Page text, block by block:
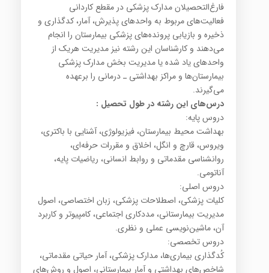
فارغ‌التحصیلان‌ مدارک‌ پزشکی‌ در مقطع‌ کاردانی‌
فعالیت‌های‌ مربوط‌ به‌ واحدهای‌ پذیرش‌، آمار، کدگذاری‌ و
ذخیره‌ و بازیابی‌ پرونده‌های‌ پزشکی‌ بیمارستان‌ را انجام‌
می‌دهند و کارشناسان‌ این‌ رشته‌ نیز مدیریت‌ هریک‌ از
واحدهای‌ یاد شده‌ یا مدیریت‌ بخش‌ مدارک‌ پزشکی‌
بیمارستان‌ها و مراکز بهداشتی‌ ـ درمانی‌ را برعهده‌
می‌گیرند.
درس‌های‌ این‌ رشته‌ در طول‌ تحصیل :
دروس‌ پایه‌:
بهداشت‌ محیط‌ بیمارستان‌، فیزیولوژی‌، آشنایی‌ با باکتری‌،
ویروس‌، قارچ‌ و انگل‌، اخلاق‌ و مقررات‌ حرفه‌ای‌،
روانشناسی‌ مقدماتی‌ و روابط‌ انسانی‌، ریاضیات‌ پایه‌،
آناتومی‌.
دروس‌ اصلی‌:
کلیات‌ پزشکی‌، اصطلاحات‌ پزشکی‌، زبان‌ اختصاصی‌، اصول‌
مدیریت‌ بیمارستانی‌، مددکاری‌ اجتماعی‌، کامپیوتر و کاربرد
آن‌، ماشین‌نویسی‌ عملی‌ و نظری‌.
دروس‌ تخصصی‌:
کُدگذاری‌ بیماری‌ها، مدارک‌ پزشکی‌، آمار حیاتی‌ مقدماتی‌،
شاخص‌های‌ بهداشتی‌ و آمار بیمارستانی‌، اصول‌ و روش‌های‌